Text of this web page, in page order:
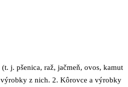
j. pšenica, raž, jačmeň, ovos, kamut
z nich. 2. Kôrovce a výrobky